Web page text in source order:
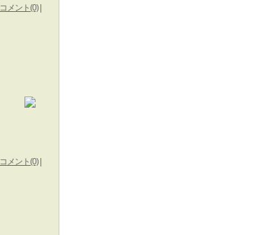
コメント(0)|
コメント(0)|